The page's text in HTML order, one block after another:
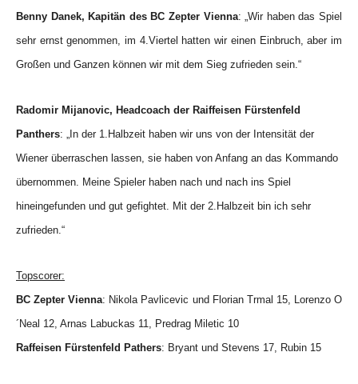
Benny Danek, Kapitän des BC Zepter Vienna: „Wir haben das Spiel
sehr ernst genommen, im 4.Viertel hatten wir einen Einbruch, aber im
Großen und Ganzen können wir mit dem Sieg zufrieden sein.“
Radomir Mijanovic, Headcoach der Raiffeisen Fürstenfeld
Panthers: „In der 1.Halbzeit haben wir uns von der Intensität der
Wiener überraschen lassen, sie haben von Anfang an das Kommando
übernommen. Meine Spieler haben nach und nach ins Spiel
hineingefunden und gut gefightet. Mit der 2.Halbzeit bin ich sehr
zufrieden.“
Topscorer:
BC Zepter Vienna: Nikola Pavlicevic und Florian Trmal 15, Lorenzo O
´Neal 12, Arnas Labuckas 11, Predrag Miletic 10
Raffeisen Fürstenfeld Pathers: Bryant und Stevens 17, Rubin 15